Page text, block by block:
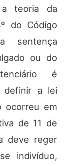
a teoria da
do Código
sentença
ou do
é
definir a lei
ocorreu em
de 11 de
deve reger
indivíduo,